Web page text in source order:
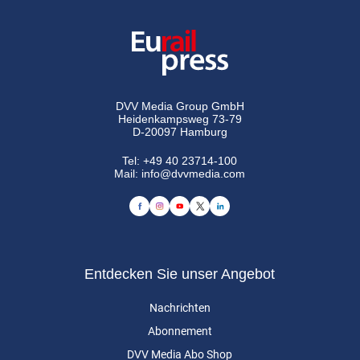
DVV Media Group GmbH
Heidenkampsweg 73-79
D-20097 Hamburg
Tel:+49 40 23714-100
Mail: info@dvvmedia.com
Entdecken Sie unser Angebot
Nachrichten
Abonnement
DVV Media Abo Shop